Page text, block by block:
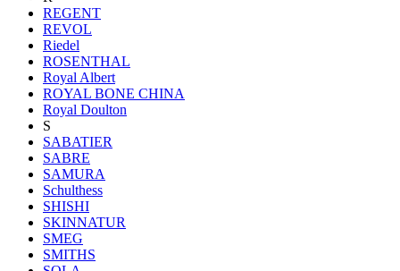
REGENT
REVOL
Riedel
ROSENTHAL
Royal Albert
ROYAL BONE CHINA
Royal Doulton
S
SABATIER
SABRE
SAMURA
Schulthess
SHISHI
SKINNATUR
SMEG
SMITHS